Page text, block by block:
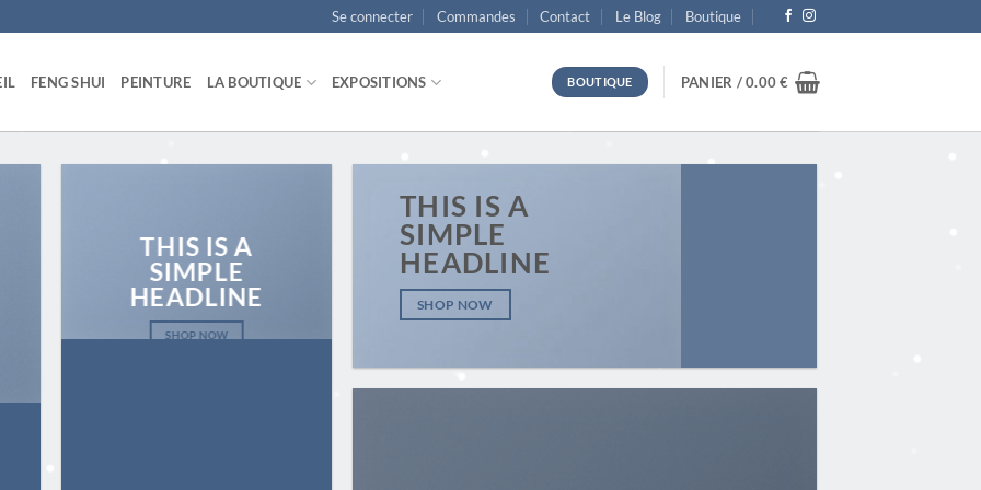
Se connecter Commandes Contact Le Blog Boutique
FENG SHUI PEINTURE LA BOUTIQUE EXPOSITIONS BOUTIQUE PANIER /0.00€
THIS IS A
SIMPLE
HEADLINE
SHOP NOW
THIS IS A
SIMPLE
HEADLINE
SHOP NOW